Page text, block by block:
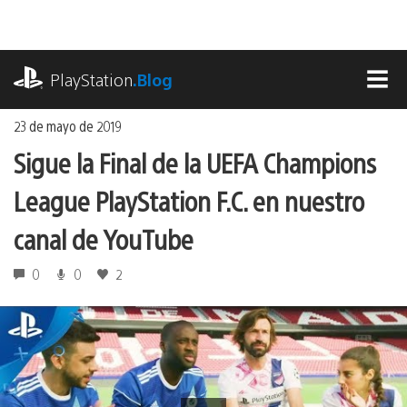
contenido
PlayStation.Blog
23 de mayo de 2019
Sigue la Final de la UEFA Champions
League PlayStation F.C. en nuestro
canal de YouTube
0 0 2